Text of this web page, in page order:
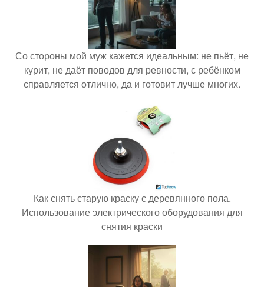
Со стороны мой муж кажется идеальным: не пьёт, не
курит, не даёт поводов для ревности, с ребёнком
справляется отлично, да и готовит лучше многих.
Как снять старую краску с деревянного пола.
Использование электрического оборудования для
снятия краски